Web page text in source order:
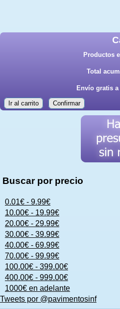
Productos
Total
Envío gratis
Ir al carrito Confirmar
Buscar por precio
0.01€ - 9.99€
10.00€ - 19.99€
20.00€ - 29.99€
30.00€ - 39.99€
40.00€ - 69.99€
70.00€ - 99.99€
100.00€ - 399.00€
400.00€ - 999.00€
1000€ en adelante
Tweets por @pavimentosinf